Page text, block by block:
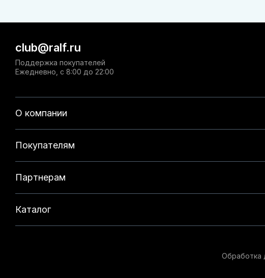
О компании
Покупателям
Партнерам
Каталог
club@ralf.ru
Поддержка покупателей
Ежедневно, с 8:00 до 22:00
Обработка
Данный веб-сайт использует cookie-файлы и